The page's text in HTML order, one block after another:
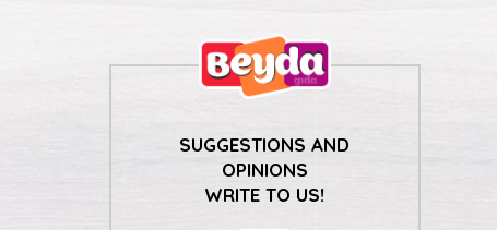
SUGGESTIONS AND
OPINIONS
WRITE TO US!